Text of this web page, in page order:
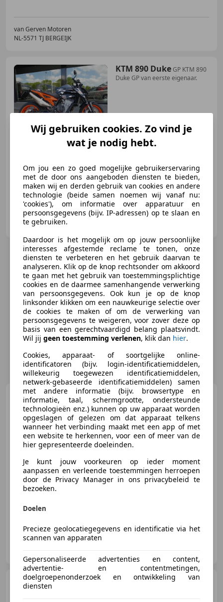
van Gerven Motoren
NL-5571 TJ BERGEIJK
KTM 890 DukeGP KTM 890
Duke GP van eerste eigenaar.
€ 9.350
01/2024 10.200 km - Brandstof -/-
Motorcentrum Bruurs
NL-1723 HX NOORD-SCHARWOUDE
KTM 890 DukeABS
NIEUWSTAAT!
Jager Motoren B.V.
KTM 890 Duke
Wij gebruiken cookies. Zo vind je
wat je nodig hebt.
Om jou een zo goed mogelijke gebruikerservaring
met de door ons aangeboden diensten te bieden,
maken wij en derden gebruik van cookies en andere
technologie (beide samen noemen wij vanaf nu:
'cookies'), om informatie over apparatuur en
persoonsgegevens (bijv. IP-adressen) op te slaan en
te gebruiken.
Daardoor is het mogelijk om op jouw persoonlijke
interesses afgestemde reclame te tonen, onze
diensten te verbeteren en het gebruik daarvan te
analyseren. Klik op de knop rechtsonder om akkoord
te gaan met het gebruik van toestemmingsplichtige
cookies en de daarmee samenhangende verwerking
van persoonsgegevens. Ook kun je op de knop
linksonder klikken om een nauwkeurige selectie over
de cookies te maken of om de verwerking van
persoonsgegevens te weigeren, voor zover deze op
basis van een gerechtvaardigd belang plaatsvindt.
Wil jij geen toestemming verlenen, klik dan hier.
Cookies, apparaat- of soortgelijke online-
identificatoren (bijv. login-identificatiemiddelen,
willekeurig toegewezen identificatiemiddelen,
netwerk-gebaseerde identificatiemiddelen) samen
met andere informatie (bijv. browsertype en
informatie, taal, schermgrootte, ondersteunde
technologieën enz.) kunnen op uw apparaat worden
opgeslagen of gelezen om dat apparaat telkens
wanneer het verbinding maakt met een app of met
een website te herkennen, voor een of meer van de
hier gepresenteerde doeleinden.
Je kunt jouw voorkeuren op ieder moment
aanpassen en verleende toestemmingen herroepen
door de Privacy Manager in ons privacybeleid te
bezoeken.
Doelen
Precieze geolocatiegegevens en identificatie via het
scannen van apparaten
Gepersonaliseerde advertenties en content,
advertentie- en contentmetingen,
doelgroepenonderzoek en ontwikkeling van
diensten